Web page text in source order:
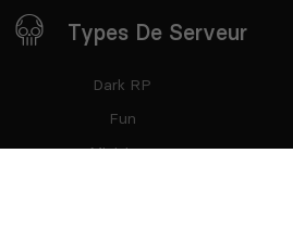
Types De Serveur
Dark RP
Fun
Mini-jeux